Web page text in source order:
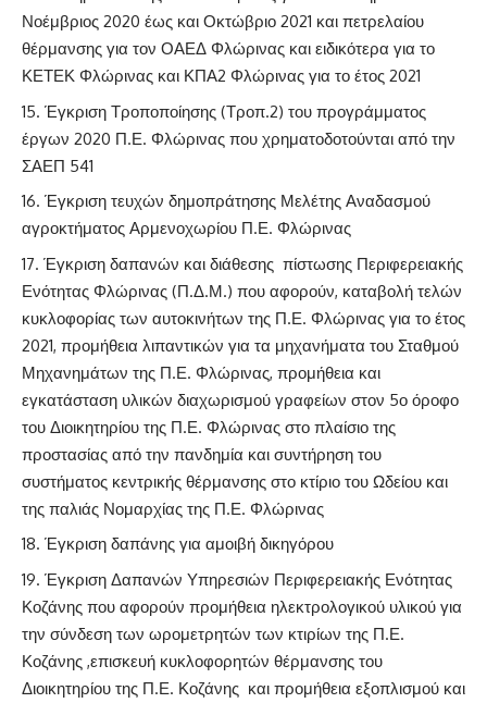
Νοέμβριος 2020 έως και Οκτώβριο 2021 και πετρελαίου
θέρμανσης για τον ΟΑΕΔ Φλώρινας και ειδικότερα για το
ΚΕΤΕΚ Φλώρινας και ΚΠΑ2 Φλώρινας για το έτος 2021
Έγκριση Τροποποίησης (Τροπ.2) του προγράμματος
έργων 2020 Π.Ε. Φλώρινας που χρηματοδοτούνται από την
ΣΑΕΠ 541
Έγκριση τευχών δημοπράτησης Μελέτης Αναδασμού
αγροκτήματος Αρμενοχωρίου Π.Ε. Φλώρινας
Έγκριση δαπανών και διάθεσης πίστωσης Περιφερειακής
Ενότητας Φλώρινας (Π.Δ.Μ.) που αφορούν, καταβολή τελών
κυκλοφορίας των αυτοκινήτων της Π.Ε. Φλώρινας για το έτος
2021, προμήθεια λιπαντικών για τα μηχανήματα του Σταθμού
Μηχανημάτων της Π.Ε. Φλώρινας, προμήθεια και
εγκατάσταση υλικών διαχωρισμού γραφείων στον 5ο όροφο
του Διοικητηρίου της Π.Ε. Φλώρινας στο πλαίσιο της
προστασίας από την πανδημία και συντήρηση του
συστήματος κεντρικής θέρμανσης στο κτίριο του Ωδείου και
της παλιάς Νομαρχίας της Π.Ε. Φλώρινας
Έγκριση δαπάνης για αμοιβή δικηγόρου
Έγκριση Δαπανών Υπηρεσιών Περιφερειακής Ενότητας
Κοζάνης που αφορούν προμήθεια ηλεκτρολογικού υλικού για
την σύνδεση των ωρομετρητών των κτιρίων της Π.Ε.
Κοζάνης ,επισκευή κυκλοφορητών θέρμανσης του
Διοικητηρίου της Π.Ε. Κοζάνης και προμήθεια εξοπλισμού και